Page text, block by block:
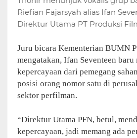
Riefian Fajarsyah alias Ifan
Direktur Utama PT Produksi
Juru bicara Kementerian BUMN
mengatakan, Ifan Seventeen baru
kepercayaan dari pemegang
posisi orang nomor satu di
sektor perfilman.
“Direktur Utama PFN, betul,
kepercayaan, jadi memang ada